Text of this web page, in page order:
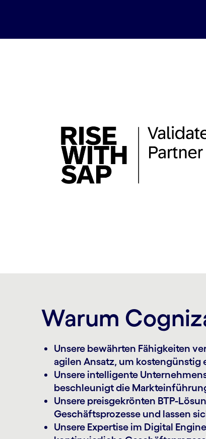
Warum
Unsere bewährten Fähigkeiten
agilen Ansatz, um
Unsere intelligente
be­schleunigt die
Unsere preisgekrönten BTP-
Geschäftsprozesse und lassen
Unsere Expertise im Digital